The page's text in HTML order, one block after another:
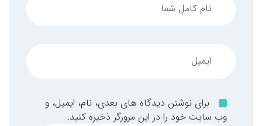
برای نوشتن دیدگاه های بعدی، نام، ایمیل، و
وب سایت خود را در این مرورگر ذخیره کنید.